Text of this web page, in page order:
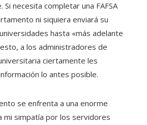
necesita completar una FAFSA
ni siquiera enviará su
hasta «más adelante
a los administradores de
ciertamente les
lo antes posible.
se enfrenta a una enorme
mi simpatía por los servidores